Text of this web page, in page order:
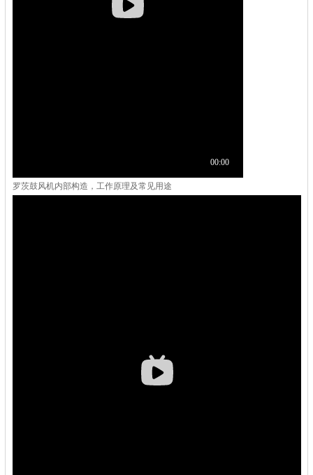
罗茨鼓风机内部构造，工作原理及常见用途